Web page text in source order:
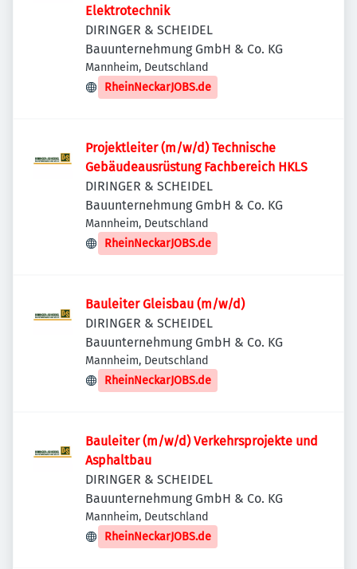
Elektrotechnik
DIRINGER & SCHEIDEL
Bauunternehmung GmbH & Co. KG
Mannheim, Deutschland
RheinNeckarJOBS.de
Projektleiter (m/w/d) Technische
Gebäudeausrüstung Fachbereich HKLS
DIRINGER & SCHEIDEL
Bauunternehmung GmbH & Co. KG
Mannheim, Deutschland
RheinNeckarJOBS.de
Bauleiter Gleisbau (m/w/d)
DIRINGER & SCHEIDEL
Bauunternehmung GmbH & Co. KG
Mannheim, Deutschland
RheinNeckarJOBS.de
Bauleiter (m/w/d) Verkehrsprojekte und
Asphaltbau
DIRINGER & SCHEIDEL
Bauunternehmung GmbH & Co. KG
Mannheim, Deutschland
RheinNeckarJOBS.de